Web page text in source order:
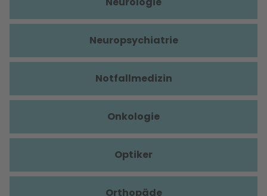
Neuropsychiatrie
Notfallmedizin
Onkologie
Optiker
Orthopäde